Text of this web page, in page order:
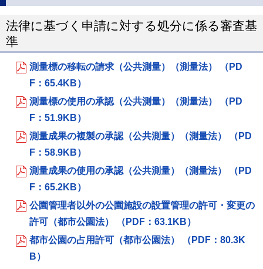
法律に基づく申請に対する処分に係る審査基
準
測量標の移転の請求（公共測量）（測量法） （PD
F：65.4KB）
測量標の使用の承認（公共測量）（測量法） （PD
F：51.9KB）
測量成果の複製の承認（公共測量）（測量法） （PD
F：58.9KB）
測量成果の使用の承認（公共測量）（測量法） （PD
F：65.2KB）
公園管理者以外の公園施設の設置管理の許可・変更の
許可（都市公園法） （PDF：63.1KB）
都市公園の占用許可（都市公園法） （PDF：80.3K
B）